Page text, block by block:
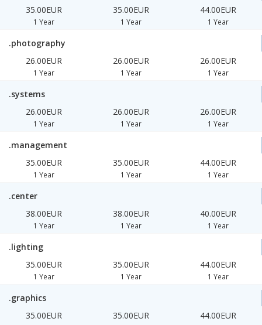
35.00EUR
1 Year
35.00EUR
1 Year
44.00EUR
1 Year
.photography
26.00EUR
1 Year
26.00EUR
1 Year
26.00EUR
1 Year
.systems
26.00EUR
1 Year
26.00EUR
1 Year
26.00EUR
1 Year
.management
35.00EUR
1 Year
35.00EUR
1 Year
44.00EUR
1 Year
.center
38.00EUR
1 Year
38.00EUR
1 Year
40.00EUR
1 Year
.lighting
35.00EUR
1 Year
35.00EUR
1 Year
44.00EUR
1 Year
.graphics
35.00EUR
35.00EUR 44.00EUR